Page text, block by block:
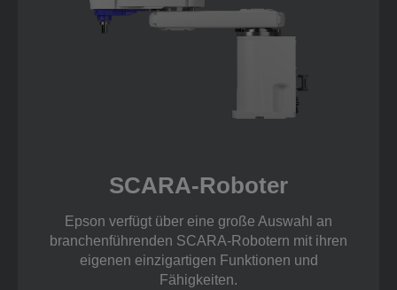
SCARA-Roboter
Epson verfügt über eine große Auswahl an
branchenführenden SCARA-Robotern mit ihren
eigenen einzigartigen Funktionen und
Fähigkeiten.